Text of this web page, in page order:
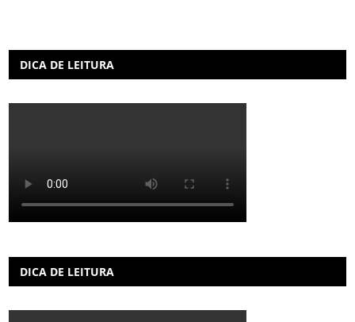
DICA DE LEITURA
DICA DE LEITURA